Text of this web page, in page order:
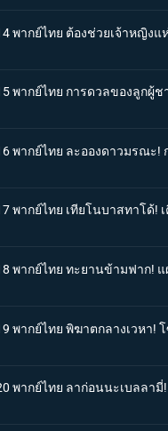
พากย์ไทย ต้องช่วยเจ้าหญิงแ
พากย์ไทย การดวลของลูกผู้
พากย์ไทย ละอองดาวมรณะ
พากย์ไทย เทียโนบาสทาโด้!
พากย์ไทย ทะยานข้ามฟาก!
พากย์ไทย พิฆาตกลางเวหา!
พากย์ไทย ลาก่อนนะเบลลา